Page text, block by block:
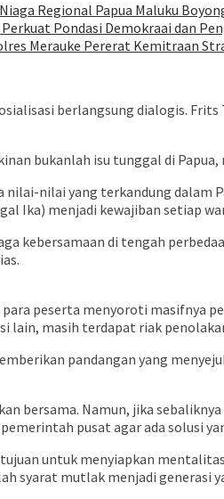
Regional Papua Maluku
Pondasi Demokraai dan
Merauke Pererat Kemitraan
berlangsung dialogis.
bukanlah isu tunggal di
nilai-nilai yang terkandung
Ika) menjadi kewajiban setiap
kebersamaan di tengah
peserta menyoroti masifnya
lain, masih terdapat riak
pandangan yang
bersama. Namun, jika
pusat agar ada solusi
untuk menyiapkan
syarat mutlak menjadi generasi